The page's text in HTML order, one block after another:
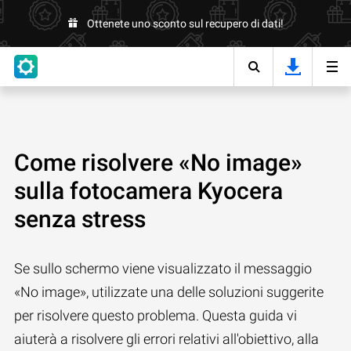
Ottenete uno sconto sul recupero di dati!
Come risolvere «No image»
sulla fotocamera Kyocera
senza stress
Se sullo schermo viene visualizzato il messaggio
«No image», utilizzate una delle soluzioni suggerite
per risolvere questo problema. Questa guida vi
aiuterà a risolvere gli errori relativi all'obiettivo, alla